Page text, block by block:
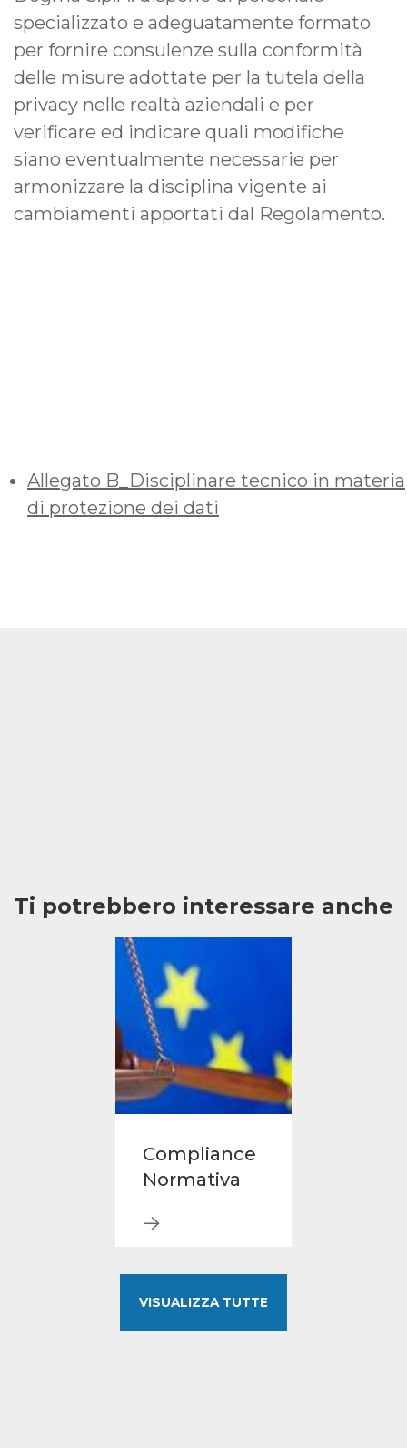
specializzato e adeguatamente formato
per fornire consulenze sulla conformità
delle misure adottate per la tutela della
privacy nelle realtà aziendali e per
verificare ed indicare quali modifiche
siano eventualmente necessarie per
armonizzare la disciplina vigente ai
cambiamenti apportati dal Regolamento.
Allegato B_Disciplinare tecnico in materia
di protezione dei dati
Ti potrebbero interessare anche
Compliance
Normativa
VISUALIZZA TUTTE